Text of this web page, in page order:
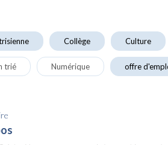
Collège Culture
trié Numérique offre